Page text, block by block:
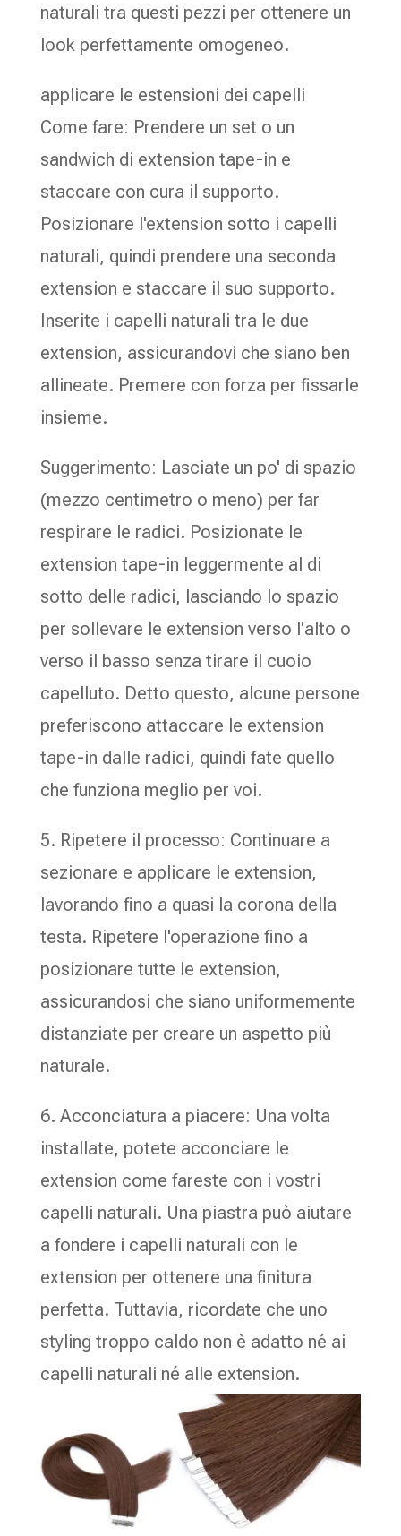
naturali tra questi pezzi per ottenere un
look perfettamente omogeneo.
applicare le estensioni dei capelli
Come fare: Prendere un set o un
sandwich di extension tape-in e
staccare con cura il supporto.
Posizionare l'extension sotto i capelli
naturali, quindi prendere una seconda
extension e staccare il suo supporto.
Inserite i capelli naturali tra le due
extension, assicurandovi che siano ben
allineate. Premere con forza per fissarle
insieme.
Suggerimento: Lasciate un po' di spazio
(mezzo centimetro o meno) per far
respirare le radici. Posizionate le
extension tape-in leggermente al di
sotto delle radici, lasciando lo spazio
per sollevare le extension verso l'alto o
verso il basso senza tirare il cuoio
capelluto. Detto questo, alcune persone
preferiscono attaccare le extension
tape-in dalle radici, quindi fate quello
che funziona meglio per voi.
5. Ripetere il processo: Continuare a
sezionare e applicare le extension,
lavorando fino a quasi la corona della
testa. Ripetere l'operazione fino a
posizionare tutte le extension,
assicurandosi che siano uniformemente
distanziate per creare un aspetto più
naturale.
6. Acconciatura a piacere: Una volta
installate, potete acconciare le
extension come fareste con i vostri
capelli naturali. Una piastra può aiutare
a fondere i capelli naturali con le
extension per ottenere una finitura
perfetta. Tuttavia, ricordate che uno
styling troppo caldo non è adatto né ai
capelli naturali né alle extension.